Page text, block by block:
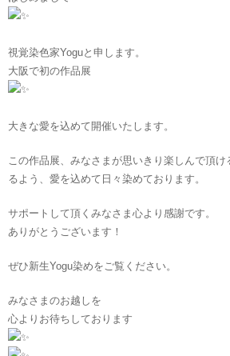
視覚染色家Yoguと申します。
大阪で初の作品展
大きな愛を込めて開催いたします。
この作品展、みなさまが思いきり楽しんで頂
るよう、愛を込めて日々染めております。
サポートして頂くみなさま心より感謝です。
ありがとうございます！
ぜひ新生Yogu染めをご覧ください。
みなさまのお越しを
心よりお待ちしております